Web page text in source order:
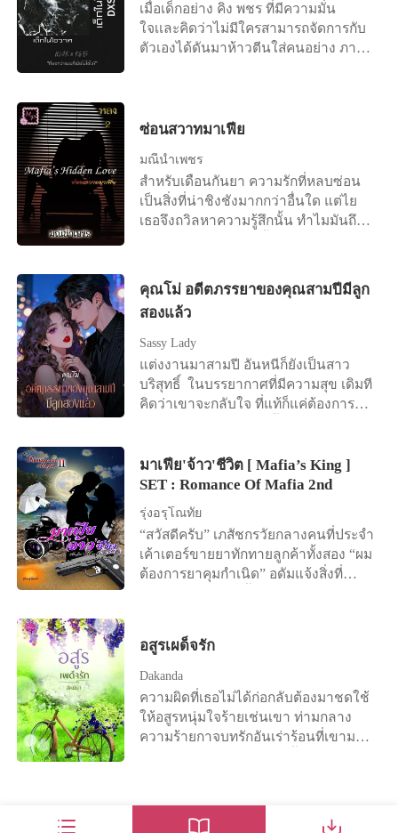
เจ้าไปหลายครั้งแล้ว" เจ้าเว่ยกล่าวพลาง
พยามยามใช้มือคว้ามังกรตัวใหญ่ไว้ใน
มือจนสำเร็จ อารมณ์ความต้องการเพิ่ม
ร่างกายและจิตใจของเจ้าเว่ยสั่นระริก
ฝูจื่อหรงก็ถอดอาภรณ์ออกจากร่างบางได้
สำเร็จ เจ้าเว่ยดูเหมือนจะมีแรงขึ้นมาเล็ก
น้อย นางยังกำมังกรยักษ์แน่นไม่ยอม
ปล่อย นางเลียริมฝีปากเมื่อมองร่างมัน
เข้าไปในโพรงปากให้นางได้
สมปรารถนาเสียเดี่ยวนี้ "ปล่อยมันก่อน
เจ้าเว่ย เจ้าต้องไปอาบน้ำ" เขากระซิบ
เสียงแหบพร่า พยายามแกะมือเล็กที่กอบ
กำมังกรของเขาอยู่ เจ้าเว่ยต้องปล่อย
อย่างอดเสียดาย ใบหน้าของนางฟ้อง
ความต้องการออกมาจนฝูจื่อหรงนึกขัน
บุปผาขึ้นชื่อว่าเป็นโฉมงามล่มเมือง คน
ของเผ่าบุปผาเป็นเผ่าที่ถือกำเนิดมาจาก
เรื่องของความรัก หากพวกเขามีความรัก
จะไม่สมหวังและตายอย่างอนาถด้วย
ความรักนั้น ฝูจื่อหรง ฮ่องเต้แคว้นชินที่มี
เบื้องหลังการครองอำนาจโดยการ
ระทวย เรื่องสตรีสำหรับเขาเป็นเพียงเพื่อ
มีไว้สนับสนุนบัลลังก์ให้มั่นคงเท่านั้น คน
ทั่วราชสำนักรู้ดีว่าเขาเป็นเพียงหุ่นเชิด
ของมหาเสนาบดีฟางอี้จวิ้น กระทั่งวัน
หนึ่งเขาต้องแต่งงานเพื่อเชื่อม
สัมพันธไมตรีกับองค์หญิงผู้ลึกลับผู้หนึ่ง ที่
เมื่อเด็กอย่าง คิง พชร ที่มีความมั่น
ใจเเละคิดว่าไม่มีใครสามารถจัดการกับ
ตัวเองได้ดันมาห้าวตีนใส่คนอย่าง ภาค
ภาค พิเภกเเละไม่ขอเจออีกครั้งในชีวิต
พิเภกได้คองไม่เข้าใจ??
ซ่อนสวาทมาเฟีย
มณีน้ำเพชร
สำหรับเดือนกันยา ความรักที่หลบซ่อน
เป็นสิ่งที่น่าชิงชังมากกว่าอื่นใด แต่ไย
เธอจึงถวิลหาความรู้สึกนั้น ทำไมมันถึง
หน้ากากของความสดใสแว่วหวานเอา
ไว้ทุกเสี้ยววินาที หัวใจที่ร่ำร้องเรียก
หาความรักตะโกนก้องราวกับกำลัง
ขาดใจ สำหรับสงคราม ความรักสำหรับ
เขาไม่ใช่ของเล่น แต่ความรักจะอยู่เหนือ
เหตุผลและความจำเป็นก็ไม่ได้ ถ้ารักต้อง
อยู่เหนือเหตุผล ทุกคนบนโลกจะพบแต่
ความหลงใหล เขาแยกแยะได้ แต่สิ่งที่
รักที่เร่าร้อน รักแรก และรักเดียว มันกลับ
เป็นการหลบซ่อน และพอกพูนไฟสวาท
ให้เผาไหม้ทุรนทุราย “เธอก็รู้ว่าไม่มีทาง
ปฏิเสธพี่ได้ หัวใจเธอรู้ดีลูกแก้ว” “ลูกแก้ว
เกลียดพี่คราม ชิงชังพี่คราม พี่ครามทำ
แบบนี้ได้ไง พี่ครามเป็นสามีของพี่อัง
ทำได้ไง พี่ครามเลวที่สุด” “เราก็เลวด้วย
ต้องรู้ ทุกสิ่งทุกอย่างบนโลกนี้ย่อมมี
เหตุผล” นิ้วกลางของสงครามชอนไช
เข้าสู่ปากถ้ำอันอุดมไปด้วยแหล่งน้ำที่
หลั่งริน เดือนกันยากรีดร้องสุดเสียง ทั้ง
เกลียดเขา เกลียดตัวเอง และซ่านกระสัน
ไปทุกรูขุมขน ร่างอิ่มที่ถูกพันธนาการไว้
คุณโม่ อดีตภรรยาของคุณสามปีมีลูก
สองแล้ว
Sassy Lady
แต่งงานมาสามปี อันหนีก็ยังเป็นสาว
บริสุทธิ์ ในบรรยากาศที่มีความสุข เดิมที
คิดว่าเขาจะกลับใจ ที่แท้ก็แค่ต้องการรับ
ข้อตกลงการหย่าฉบับหนึ่งให้เขา แต่
กลับไม่คิดว่ากลับถูกเขาพลิกมือกดกับ
บอกว่าไม่ต้องการฉันก็เธอ มันจะง่าย
ขนาดนั้นเสียที่ไหน？ ” จากนั้น ภรรยา
ไร้รสชาติที่เคยอ่อนโยนเยือกเย็น ก็
ประสบความสำเร็จในหน้าที่การงาน หัว
เปลี่ยนคือใบหน้างดงามที่บึ้งตึงของโม่
หานชวน จนกระทั่งท้องของเธอโตขึ้น
เรื่อย ๆ และอุ้มเด็กที่ไม่รู้ว่าเป็นลูกของ
ใครออกมา โม่หานชวนอดทนแล้ว
อดทนอีก สุดท้ายก็ตัดสินใจอดทนต่อไป
แต่เมื่อเขาตัดสินใจจะยอมรับเป็นพ่อ
มาเฟีย​'จ้าว'ชีวิต [ Mafia’s King ]
SET : Romance Of Mafia 2nd
รุ่งอรุโณทัย
“สวัสดีครับ” เภสัชกรวัยกลางคนที่ประจำ
เค้าเตอร์ขายยาทักทายลูกค้าทั้งสอง “ผม
ต้องการยาคุมกำเนิด” อดัมแจ้งสิ่งที่
กว้างจนดวงตาสีน้ำตาลเข้มแทบจะหลุด
ออกจากเบ้าตา “ครับ” เภสัชกรขานรับ
พร้อมกับหันหลังหยิบสิ่งที่ลูกค้าตรงหน้า
ต้องการ ด้วยแววตาที่เรียบเฉย “คุณ
ครับ...คุณคิดว่าเธอคนนี้ควรใช้เวลากับ
ผมเพียงแค่ยี่สิบเอ็ดหรือแค่ยี่สิบแปดวัน
เท่านั้นเหรอครับ” คำพูดของอดัมสร้าง
เข้าใจ” “ก็เธอคนนี้...คนที่ยืนอยู่ข้างๆ
ผม...เธอเข้าใจว่าผมจะให้เธออยู่กับผม
อสูรเผด็จรัก
Dakanda
ความผิดที่เธอไม่ได้ก่อกลับต้องมาชดใช้
ให้อสูรหนุ่มใจร้ายเช่นเขา ท่ามกลาง
ความร้ายกาจบทรักอันเร่าร้อนที่เขามอบ
ปรางอินท์ผงะห่างโดยอัตโนมัติ คำพูด